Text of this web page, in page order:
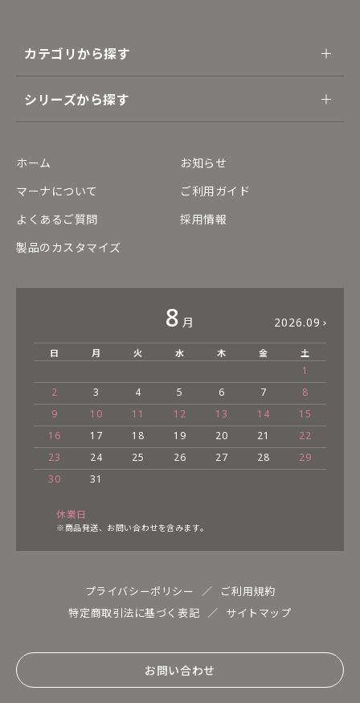
カテゴリから探す
シリーズから探す
ホーム
お知らせ
マーナについて
ご利用ガイド
よくあるご質問
採用情報
製品のカスタマイズ
8 月 2026.09
日 月 火 水 木 金 土
1
2
3 4 5 6 7
8
9
10 11 12 13 14
15
16
17 18 19 20 21
22
23
24 25 26 27 28
29
30
31
休業日
※商品発送、お問い合わせを含みます。
プライバシーポリシー
ご利用規約
特定商取引法に基づく表記
サイトマップ
お問い合わせ